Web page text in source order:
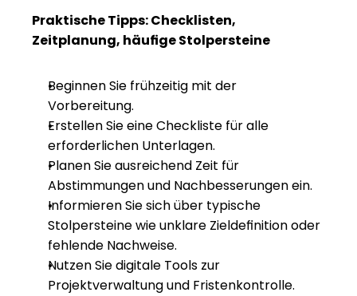
Praktische Tipps: Checklisten,
Zeitplanung, häufige Stolpersteine
Beginnen Sie frühzeitig mit der
Vorbereitung.
Erstellen Sie eine Checkliste für alle
erforderlichen Unterlagen.
Planen Sie ausreichend Zeit für
Abstimmungen und Nachbesserungen ein.
Informieren Sie sich über typische
Stolpersteine wie unklare Zieldefinition oder
fehlende Nachweise.
Nutzen Sie digitale Tools zur
Projektverwaltung und Fristenkontrolle.